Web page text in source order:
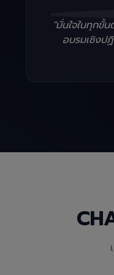
"มั่นใจในทุกขั้
อบรมเชิงป